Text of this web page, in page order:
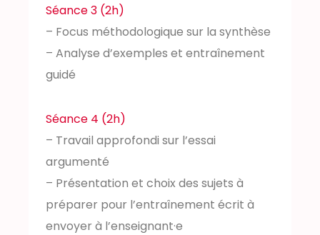
Séance 3 (2h)
– Focus méthodologique sur la synthèse
– Analyse d’exemples et entraînement
guidé
Séance 4 (2h)
– Travail approfondi sur l’essai
argumenté
– Présentation et choix des sujets à
préparer pour l’entraînement écrit à
envoyer à l’enseignant·e